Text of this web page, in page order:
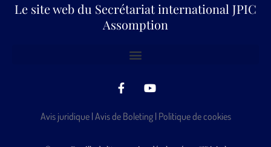
Le site web du Secrétariat international JPIC
Assomption
Avis juridique| Avis de Boleting| Politique de cookies